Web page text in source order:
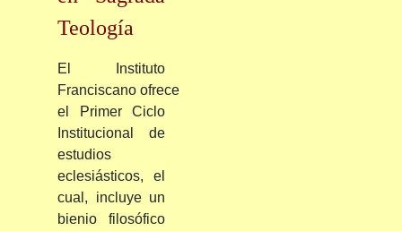
Teología
El
Instituto
Franciscano ofrece
el Primer Ciclo
Institucional de
estudios
eclesiásticos, el
cual, incluye un
bienio filosófico